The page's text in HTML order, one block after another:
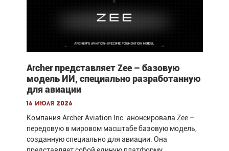
Archer представляет Zee – базовую
модель ИИ, специально разработанную
для авиации
16 июля 2026
Компания Archer Aviation Inc. анонсировала Zee –
передовую в мировом масштабе базовую модель,
созданную специально для авиации. Она